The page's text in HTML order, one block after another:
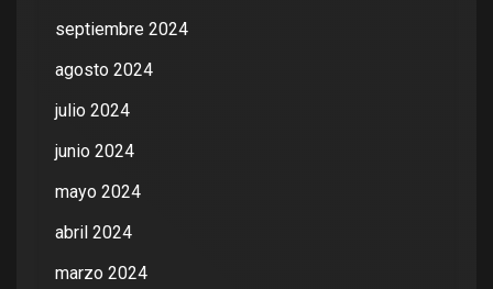
septiembre 2024
agosto 2024
julio 2024
junio 2024
mayo 2024
abril 2024
marzo 2024